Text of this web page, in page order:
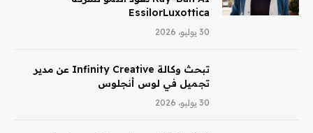
EssilorLuxottica
30 يوليو، 2026
تبحث وكالة Infinity Creative عن مدير
تجميل في لوس أنجلوس
30 يوليو، 2026